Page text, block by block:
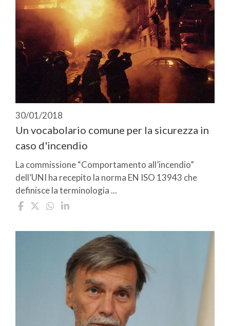
30/01/2018
Un vocabolario comune per la sicurezza in
caso d'incendio
La commissione “Comportamento all’incendio”
dell’UNI ha recepito la norma EN ISO 13943 che
definisce la terminologia ...